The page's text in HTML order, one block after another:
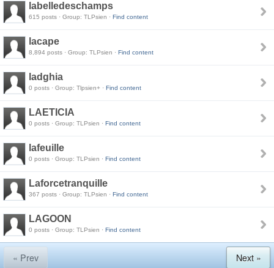
labelledeschamps
615 posts · Group: TLPsien · Find content
lacape
8,894 posts · Group: TLPsien · Find content
ladghia
0 posts · Group: Tlpsien+ · Find content
LAETICIA
0 posts · Group: TLPsien · Find content
lafeuille
0 posts · Group: TLPsien · Find content
Laforcetranquille
367 posts · Group: TLPsien · Find content
LAGOON
0 posts · Group: TLPsien · Find content
« Prev Next »